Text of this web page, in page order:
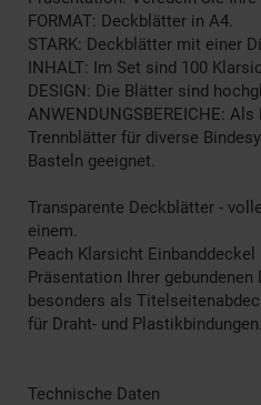
FORMAT: Deckblätter in A4.
STARK: Deckblätter mit einer
INHALT: Im Set sind 100
DESIGN: Die Blätter sind
ANWENDUNGSBEREICHE:
Trennblätter für diverse
Basteln geeignet.
Transparente Deckblätter -
einem.
Peach Klarsicht
Präsentation Ihrer
besonders als
für Draht- und Plastikbindungen.
Technische Daten